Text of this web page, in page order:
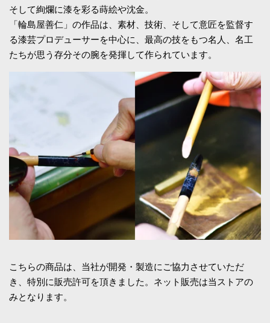
そして絢爛に漆を彩る蒔絵や沈金。
「輪島屋善仁」の作品は、素材、技術、そして意匠を監督す
る漆芸プロデューサーを中心に、最高の技をもつ名人、名工
たちが思う存分その腕を発揮して作られています。
こちらの商品は、当社が開発・製造にご協力させていただ
き、特別に販売許可を頂きました。ネット販売は当ストアの
みとなります。